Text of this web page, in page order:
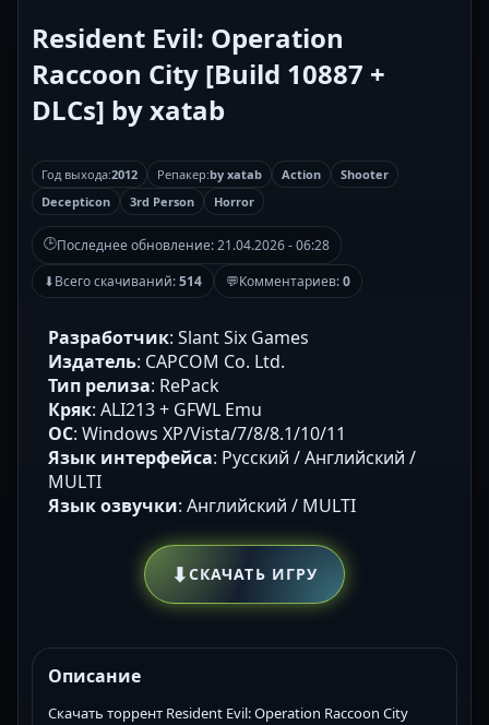
Resident Evil: Operation
Raccoon City [Build 10887 +
DLCs] by xatab
Год выхода:2012 Репакер:by xatab Action
Shooter
Decepticon
3rd Person Horror
🕒Последнее обновление:21.04.2026 - 06:28
⬇Всего скачиваний:514 💬Комментариев:0
Разработчик: Slant Six Games
Издатель: CAPCOM Co. Ltd.
Тип релиза: RePack
Кряк: ALI213 + GFWL Emu
ОС: Windows XP/Vista/7/8/8.1/10/11
Язык интерфейса: Русский / Английский /
MULTI
Язык озвучки: Английский / MULTI
⬇СКАЧАТЬ ИГРУ
Описание
Скачать торрент Resident Evil: Operation Raccoon City